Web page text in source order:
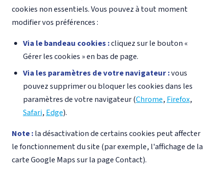
cookies non essentiels. Vous pouvez à tout moment
modifier vos préférences :
Via le bandeau cookies :cliquez sur le bouton «
Gérer les cookies » en bas de page.
Via les paramètres de votre navigateur :vous
pouvez supprimer ou bloquer les cookies dans les
paramètres de votre navigateur (Chrome,Firefox,
Safari,Edge).
Note :la désactivation de certains cookies peut affecter
le fonctionnement du site (par exemple, l'affichage de la
carte Google Maps sur la page Contact).